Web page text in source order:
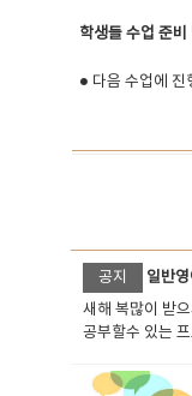
학생들 수업 준비
● 다음 수업에 진
공지
일반
새해 복많이 받
공부할수 있는
단어가 늘어나